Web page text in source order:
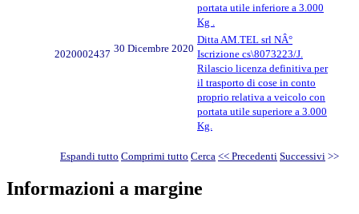
portata utile inferiore a 3.000
Kg .
2020002437 30 Dicembre 2020
Ditta AM.TEL srl NÂ°
Iscrizione cs\8073223/J.
Rilascio licenza definitiva per
il trasporto di cose in conto
proprio relativa a veicolo con
portata utile superiore a 3.000
Kg.
Espandi tutto Comprimi tutto Cerca << Precedenti Successivi >>
Informazioni a margine